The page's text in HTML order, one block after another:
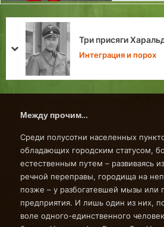
Старый Тоомас воюет
Хроники Таллина
prev
next
Между прочим…
Среди полусотни населенных
обладающих городским статусом,
естественным путем – развиваясь
речной переправы, городища на
позже – у разбогатевшей мызы или
предприятия. И лишь один из них,
воле одного-единственного